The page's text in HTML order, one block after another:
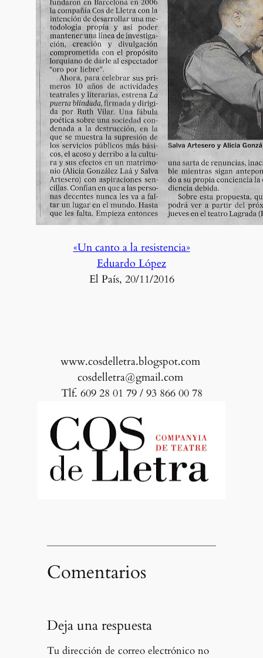
«Un canto a la resistencia»
Eduardo López
El País, 20/11/2016
www.cosdelletra.blogspot.com
cosdelletra@gmail.com
Tlf. 609 28 01 79 / 93 866 00 78
Comentarios
Deja una respuesta
Tu dirección de correo electrónico no